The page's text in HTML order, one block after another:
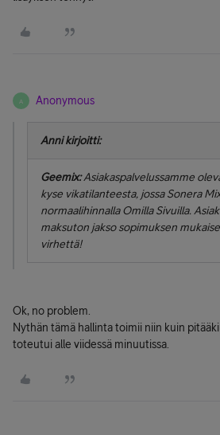
A Anonymous
Anni kirjoitti:
Geemix:Asiakaspalvelussamme
kyse vikatilanteesta, jossa Sonera
normaalihinnalla Omilla Sivuilla.
maksuton jakso sopimuksen
virhettä!
Ok, no problem.
Nythän tämä hallinta toimii niin kuin
toteutui alle viidessä minuutissa.